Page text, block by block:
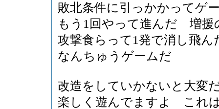
敗北条件に引っかかってゲ
もう1回やって進んだ 増援
攻撃食らって1発で消し飛
なんちゅうゲームだ
改造をしていかないと大変
楽しく遊んでますよ これ